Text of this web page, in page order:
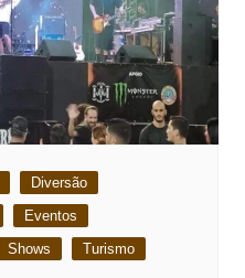
Diversão
Eventos
Shows Turismo